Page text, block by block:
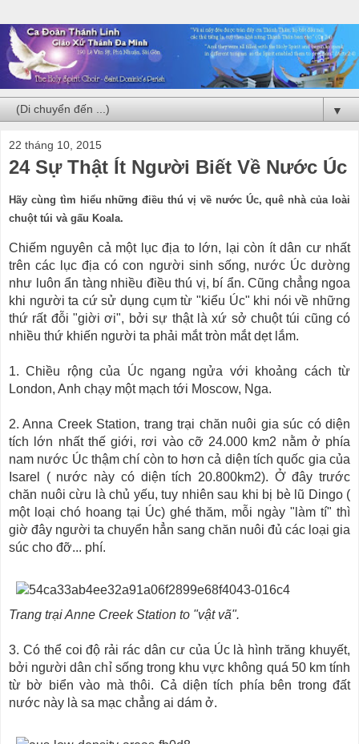
▼
22 tháng 10, 2015
24 Sự Thật Ít Người Biết Về Nước Úc
Hãy cùng tìm hiểu những điều thú vị về nước Úc, quê nhà của loài
chuột túi và gấu Koala.
Chiếm nguyên cả một lục địa to lớn, lại còn ít dân cư nhất
trên các lục địa có con người sinh sống, nước Úc dường
như luôn ẩn tàng nhiều điều thú vị, bí ẩn. Cũng chẳng ngoa
khi người ta cứ sử dụng cụm từ "kiểu Úc" khi nói về những
thứ rất đỗi "giời ơi", bởi sự thật là xứ sở chuột túi cũng có
nhiều thứ khiến người ta phải mắt tròn mắt dẹt lắm.
1. Chiều rộng của Úc ngang ngửa với khoảng cách từ
London, Anh chạy một mạch tới Moscow, Nga.
2. Anna Creek Station, trang trại chăn nuôi gia súc có diện
tích lớn nhất thế giới, rơi vào cỡ 24.000 km2 nằm ở phía
nam nước Úc thậm chí còn to hơn cả diện tích quốc gia của
Isarel ( nước này có diện tích 20.800km2). Ở đây trước
chăn nuôi cừu là chủ yếu, tuy nhiên sau khi bị bè lũ Dingo (
một loại chó hoang tại Úc) ghé thăm, mỗi ngày "làm tí" thì
giờ đây người ta chuyển hẳn sang chăn nuôi đủ các loại gia
súc cho đỡ... phí.
Trang trại Anne Creek Station to "vật vã".
3. Có thể coi độ rải rác dân cư của Úc là hình trăng khuyết,
bởi người dân chỉ sống trong khu vực không quá 50 km tính
từ bờ biển vào mà thôi. Cả diện tích phía bên trong đất
nước này là sa mạc chẳng ai dám ở.